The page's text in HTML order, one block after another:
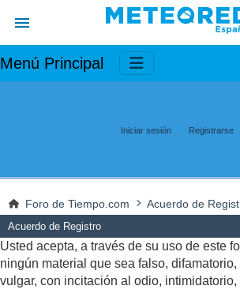
Menú Principal
Iniciar sesión Registrarse
Foro de Tiempo.com Acuerdo de
Acuerdo de Registro
Usted acepta, a través de su uso de este
ningún material que sea falso,
vulgar, con incitación al odio,